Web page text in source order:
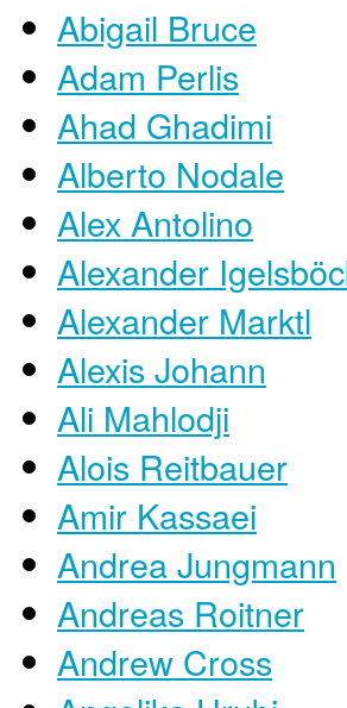
Abigail Bruce
Adam Perlis
Ahad Ghadimi
Alberto Nodale
Alex Antolino
Alexander
Alexander Marktl
Alexis Johann
Ali Mahlodji
Alois Reitbauer
Amir Kassaei
Andrea Jungmann
Andreas Roitner
Andrew Cross